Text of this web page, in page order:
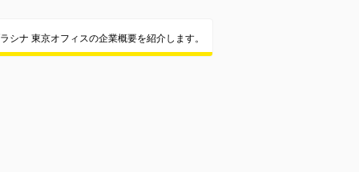
シナ 東京オフィスの企業概要を紹介します。